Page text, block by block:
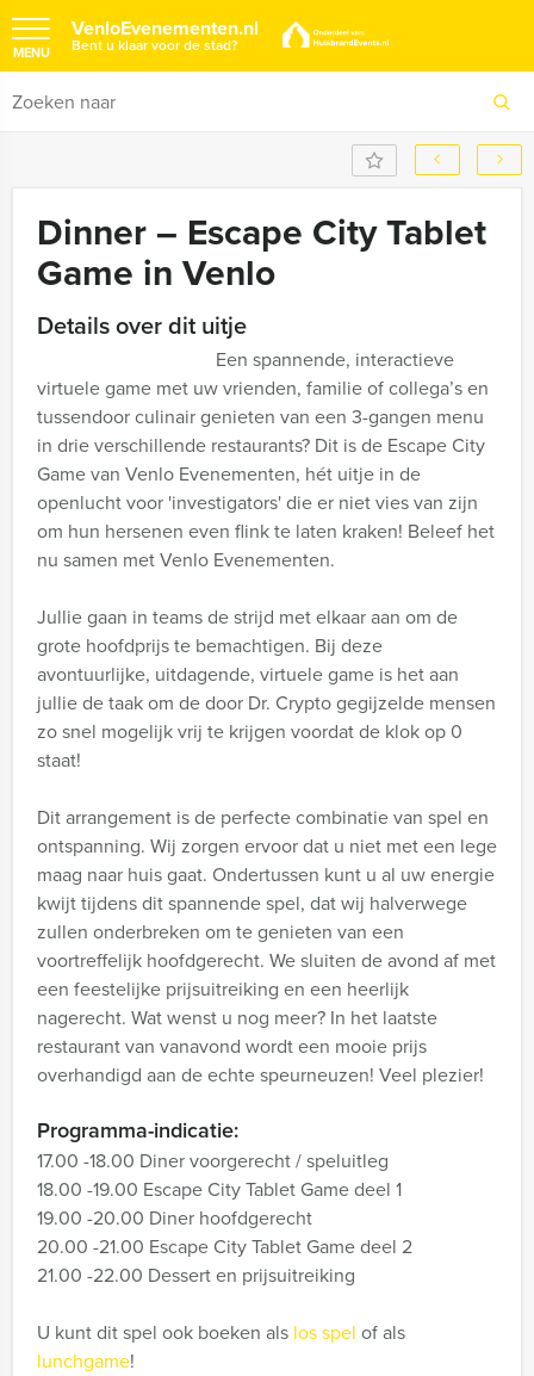
VenloEvenementen.nl
Bent u klaar voor de stad?
MENU
Dinner – Escape City Tablet
Game in Venlo
Details over dit uitje
Een spannende, interactieve
virtuele game met uw vrienden, familie of collega’s en
tussendoor culinair genieten van een 3-gangen menu
in drie verschillende restaurants? Dit is de Escape City
Game van Venlo Evenementen, hét uitje in de
openlucht voor 'investigators' die er niet vies van zijn
om hun hersenen even flink te laten kraken! Beleef het
nu samen met Venlo Evenementen.
Jullie gaan in teams de strijd met elkaar aan om de
grote hoofdprijs te bemachtigen. Bij deze
avontuurlijke, uitdagende, virtuele game is het aan
jullie de taak om de door Dr. Crypto gegijzelde mensen
zo snel mogelijk vrij te krijgen voordat de klok op 0
staat!
Dit arrangement is de perfecte combinatie van spel en
ontspanning. Wij zorgen ervoor dat u niet met een lege
maag naar huis gaat. Ondertussen kunt u al uw energie
kwijt tijdens dit spannende spel, dat wij halverwege
zullen onderbreken om te genieten van een
voortreffelijk hoofdgerecht. We sluiten de avond af met
een feestelijke prijsuitreiking en een heerlijk
nagerecht. Wat wenst u nog meer? In het laatste
restaurant van vanavond wordt een mooie prijs
overhandigd aan de echte speurneuzen! Veel plezier!
Programma-indicatie:
17.00 -18.00 Diner voorgerecht / speluitleg
18.00 -19.00 Escape City Tablet Game deel 1
19.00 -20.00 Diner hoofdgerecht
20.00 -21.00 Escape City Tablet Game deel 2
21.00 -22.00 Dessert en prijsuitreiking
U kunt dit spel ook boeken als los spel of als
lunchgame!